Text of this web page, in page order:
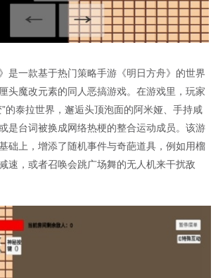
是一款基于热门策略手游《明日方舟》的世界
头魔改元素的同人恶搞游戏。在游戏里，玩家
的泰拉世界，邂逅头顶泡面的阿米娅、手持咸
是台词被换成网络热梗的整合运动成员。该游
础上，增添了随机事件与奇葩道具，例如用榴
速，或者召唤会跳广场舞的无人机来干扰敌